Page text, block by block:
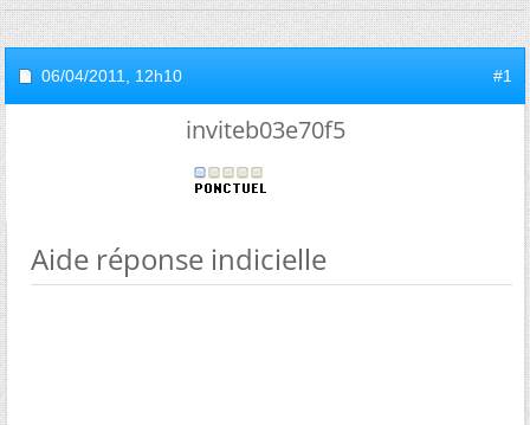
06/04/2011, 12h10 #1
inviteb03e70f5
Aide réponse indicielle